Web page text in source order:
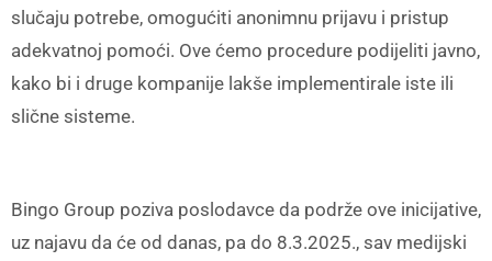
slučaju potrebe, omogućiti anonimnu prijavu i pristup
adekvatnoj pomoći. Ove ćemo procedure podijeliti javno,
kako bi i druge kompanije lakše implementirale iste ili
slične sisteme.
Bingo Group poziva poslodavce da podrže ove inicijative,
uz najavu da će od danas, pa do 8.3.2025., sav medijski